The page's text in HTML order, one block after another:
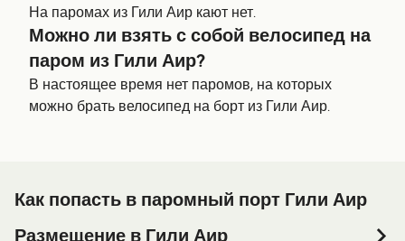
На паромах из Гили Аир кают нет.
Можно ли взять с собой велосипед на
паром из Гили Аир?
В настоящее время нет паромов, на которых
можно брать велосипед на борт из Гили Аир.
Как попасть в паромный порт Гили Аир